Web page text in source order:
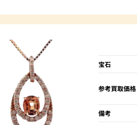
宝石
参考買取価格
備考